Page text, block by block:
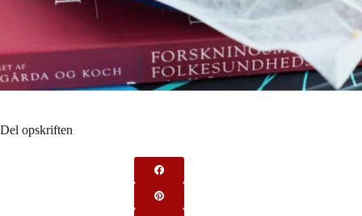
Del opskriften